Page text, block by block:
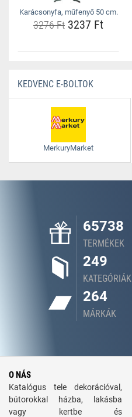
Karácsonyfa, műfenyő 50 cm.
3276 Ft 3237 Ft
KEDVENC E-BOLTOK
MerkuryMarket
65738
TERMÉKEK
249
KATEGÓRIÁK
264
MÁRKÁK
O NÁS
Katalógus tele dekorációval,
bútorokkal házba, lakásba
vagy kertbe és